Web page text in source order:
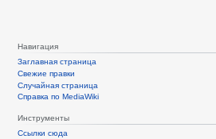
Навигация
Заглавная страница
Свежие правки
Случайная страница
Справка по MediaWiki
Инструменты
Ссылки сюда